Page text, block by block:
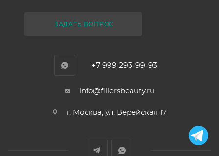
ЗАДАТЬ ВОПРОС
+7 999 293-99-93
info@fillersbeauty.ru
г. Москва, ул. Верейская 17